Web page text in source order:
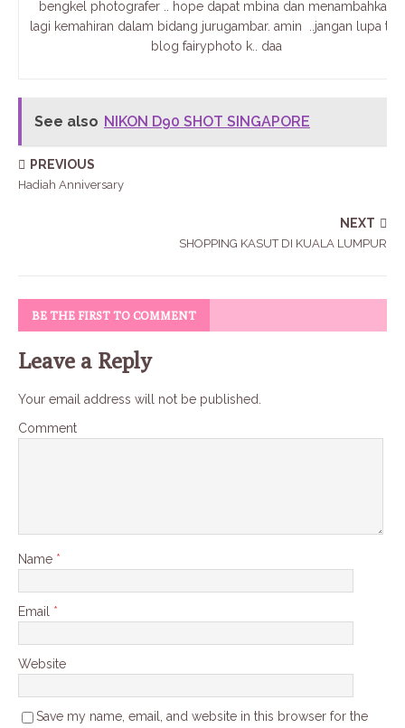
bengkel photografer .. hope dapat mbina dan menambahkan
lagi kemahiran dalam bidang jurugambar. amin ..jangan lupa tgk
blog fairyphoto k.. daa
See also NIKON D90 SHOT SINGAPORE
PREVIOUS
Hadiah Anniversary
NEXT
SHOPPING KASUT DI KUALA LUMPUR
BE THE FIRST TO COMMENT
Leave a Reply
Your email address will not be published.
Comment
Name *
Email *
Website
Save my name, email, and website in this browser for the